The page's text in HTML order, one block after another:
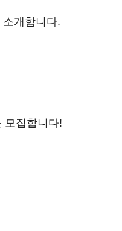
개합니다.
모집합니다!